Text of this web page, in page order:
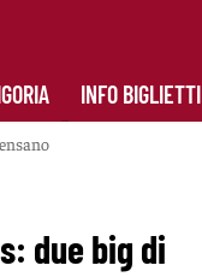
INFO BIGLIETTI
due big di